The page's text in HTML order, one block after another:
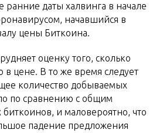
ранние даты халвинга в начале
начавшийся в
цены Биткоина.
оценку того, сколько
в цене. В то же время следует
количество добываемых
по сравнению с общим
и маловероятно, что
падение предложения